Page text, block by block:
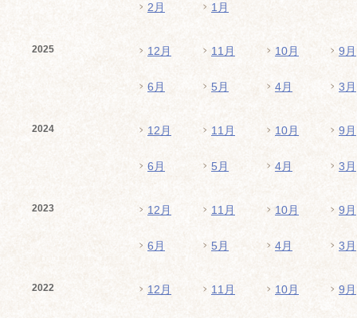
2月 1月
2025 12月 11月 10月 9月
6月 5月 4月 3月
2024 12月 11月 10月 9月
6月 5月 4月 3月
2023 12月 11月 10月 9月
6月 5月 4月 3月
2022 12月 11月 10月 9月